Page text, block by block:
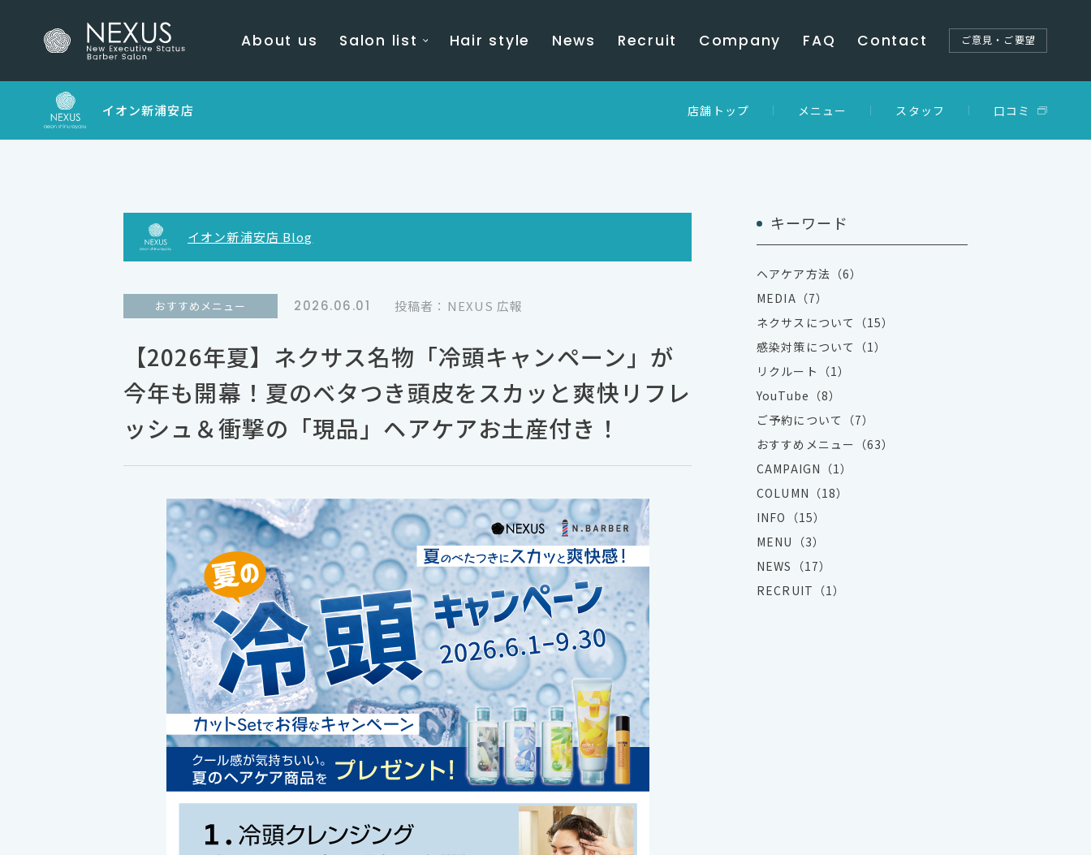
About us Salon list Hair style News Recruit Company FAQ Contact ご意見・ご要望
イオン新浦安店 Blog
【2026年夏】ネクサス名物「冷頭キャンペーン」が
今年も開幕！夏のベタつき頭皮をスカッと爽快リフレ
ッシュ＆衝撃の「現品」ヘアケアお土産付き！
おすすめメニュー 2026.06.01 投稿者：NEXUS 広報
キーワード
ヘアケア方法（6）
MEDIA（7）
ネクサスについて（15）
感染対策について（1）
リクルート（1）
YouTube（8）
ご予約について（7）
おすすめメニュー（63）
CAMPAIGN（1）
COLUMN（18）
INFO（15）
MENU（3）
NEWS（17）
RECRUIT（1）
イオン新浦安店 店舗トップ メニュー スタッフ 口コミ